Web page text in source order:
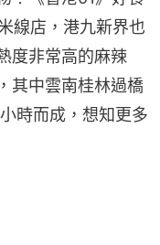
線店，港九新界也
度非常高的麻辣
其中雲南桂林過橋
時而成，想知更多